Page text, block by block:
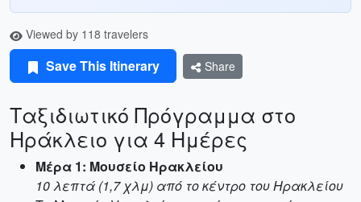
Viewed by 118 travelers
Save This Itinerary Share
Ταξιδιωτικό Πρόγραμμα στο
Ηράκλειο για 4 Ημέρες
Μέρα 1: Μουσείο Ηρακλείου
10 λεπτά (1,7 χλμ) από το κέντρο του Ηρακλείου